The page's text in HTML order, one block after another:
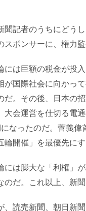
聞記者のうちにどう
スポンサーに、権力
には巨額の税金が投
が国際社会に向かっ
だ。その後、日本の
大会運営を仕切る電
なったのだ。菅義
輪開催」を最優先に
には膨大な「利権」
のだ。これ以上、新
、読売新聞、朝日新